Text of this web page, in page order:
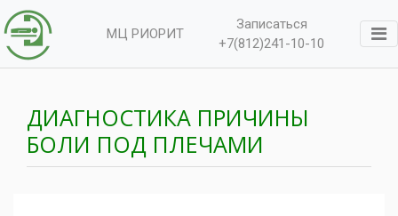
МЦ РИОРИТ
Записаться
+7(812)241-10-10
ДИАГНОСТИКА ПРИЧИНЫ
БОЛИ ПОД ПЛЕЧАМИ